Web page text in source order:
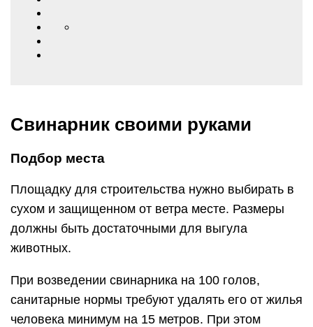
Свинарник своими руками
Подбор места
Площадку для строительства нужно выбирать в
сухом и защищенном от ветра месте. Размеры
должны быть достаточными для выгула
животных.
При возведении свинарника на 100 голов,
санитарные нормы требуют удалять его от жилья
человека минимум на 15 метров. При этом